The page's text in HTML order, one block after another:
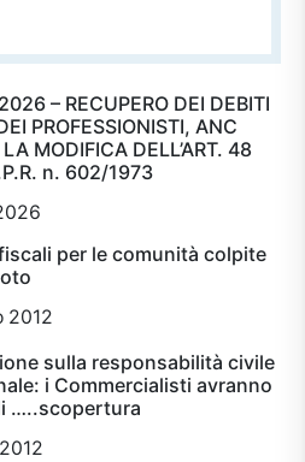
– RECUPERO DEI DEBITI
PROFESSIONISTI, ANC
MODIFICA DELL’ART. 48
n. 602/1973
per le comunità colpite
2012
sulla responsabilità civile
i Commercialisti avranno
…..scopertura